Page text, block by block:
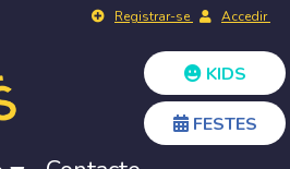
Registrar-se Accedir
KIDS
FESTES